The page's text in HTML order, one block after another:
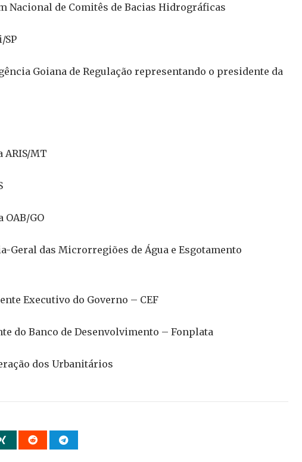
Nacional de Comitês de Bacias Hidrográficas
SP
Goiana de Regulação representando o presidente da
ARIS/MT
GO
Geral das Microrregiões de Água e Esgotamento
Executivo do Governo – CEF
do Banco de Desenvolvimento – Fonplata
dos Urbanitários